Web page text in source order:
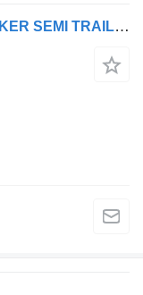
Arel Trailer STAINLESS STEEL TANKER SEMI TRAILER